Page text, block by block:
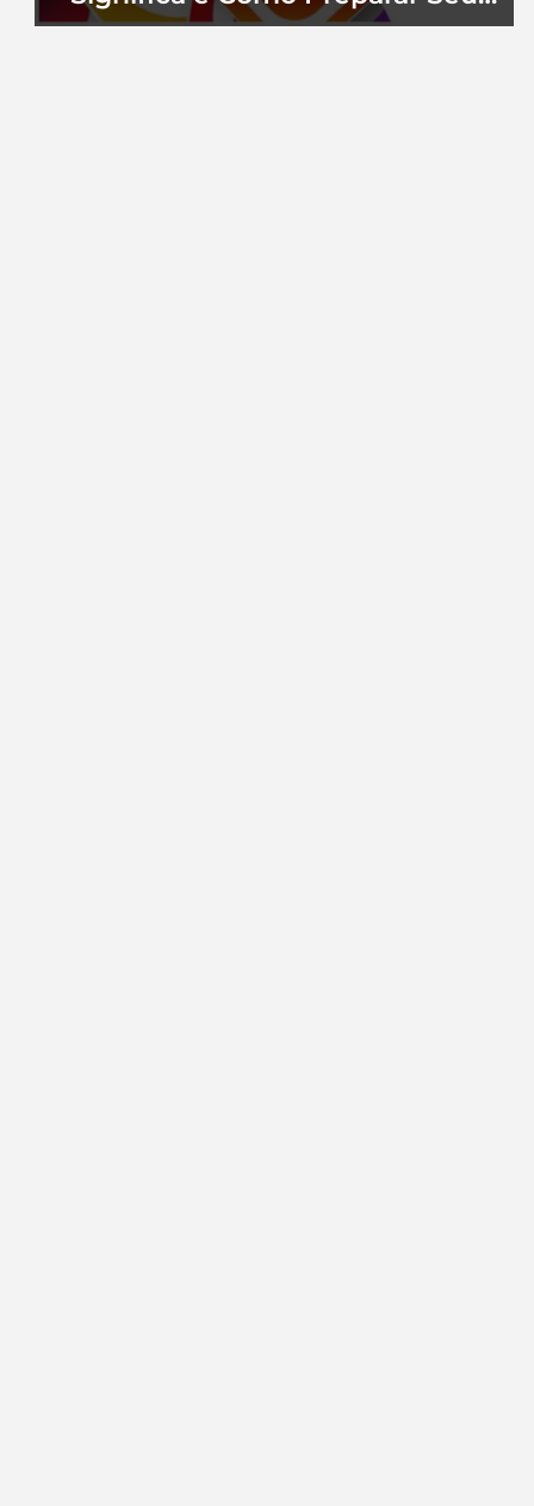
Perfil